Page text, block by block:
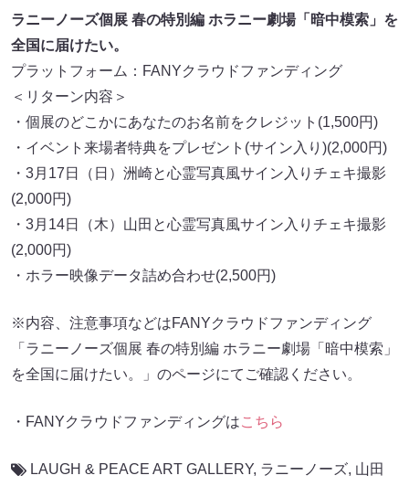
ラニーノーズ個展 春の特別編 ホラニー劇場「暗中模索」を
全国に届けたい。
プラットフォーム：FANYクラウドファンディング
＜リターン内容＞
・個展のどこかにあなたのお名前をクレジット(1,500円)
・イベント来場者特典をプレゼント(サイン入り)(2,000円)
・3月17日（日）洲崎と心霊写真風サイン入りチェキ撮影
(2,000円)
・3月14日（木）山田と心霊写真風サイン入りチェキ撮影
(2,000円)
・ホラー映像データ詰め合わせ(2,500円)
※内容、注意事項などはFANYクラウドファンディング
「ラニーノーズ個展 春の特別編 ホラニー劇場「暗中模索」
を全国に届けたい。」のページにてご確認ください。
・FANYクラウドファンディングはこちら
LAUGH & PEACE ART GALLERY, ラニーノーズ, 山田